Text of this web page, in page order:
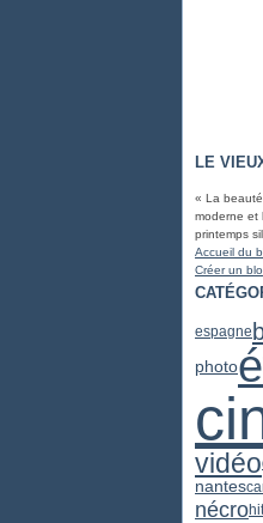
LE
« La
moderne et
printemps
Accueil du
Créer un
espagne
photo
vidéo
nantes
nécro